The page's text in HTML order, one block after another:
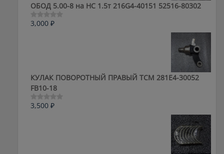
ОБОД 5.00-8 на HC 1.5т 216G4-40151 52516-80302
Оценка
3,000 ₽
КУЛАК ПОВОРОТНЫЙ ПРАВЫЙ ТСМ 281E4-30052
FB10-18
Оценка
3,500 ₽